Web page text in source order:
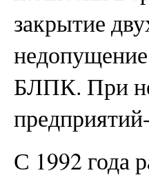
закрытие
БЛПК. При
С 1992 года